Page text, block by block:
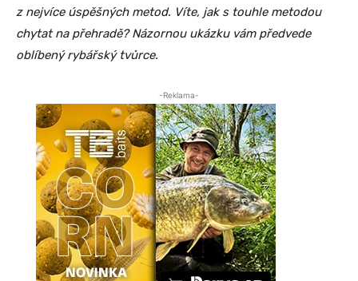
z nejvíce úspěšných metod. Víte, jak s touhle metodou
chytat na přehradě? Názornou ukázku vám předvede
oblíbený rybářský tvůrce.
-Reklama-